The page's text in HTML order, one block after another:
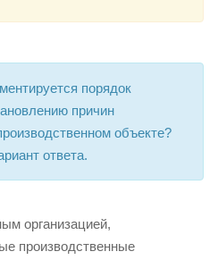
порядок
причин
объекте?
ответа.
организацией,
производственные